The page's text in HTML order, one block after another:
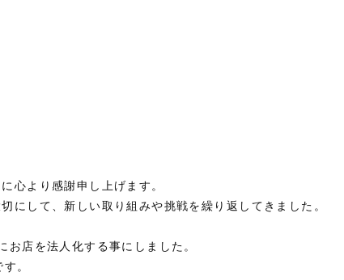
心より感謝申し上げます。
にして、新しい取り組みや挑戦を繰り返してきました。
店を法人化する事にしました。
。